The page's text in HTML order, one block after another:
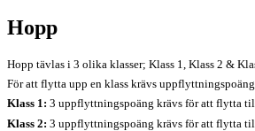
Hopp
Hopp tävlas i 3 olika klasser; Klass 1, Klass 2 &
För att flytta upp en klass krävs uppflyttningspoäng.
Klass 1: 3 uppflyttningspoäng krävs för att flytta
Klass 2: 3 uppflyttningspoäng krävs för att flytta